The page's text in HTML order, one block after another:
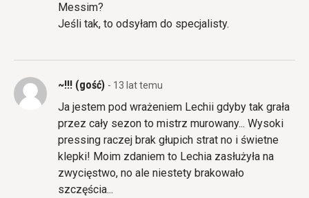
Messim?
Jeśli tak, to odsyłam do specjalisty.
~!!! (gość) - 13 lat temu
Ja jestem pod wrażeniem Lechii gdyby tak grała
przez cały sezon to mistrz murowany... Wysoki
pressing raczej brak głupich strat no i świetne
klepki! Moim zdaniem to Lechia zasłużyła na
zwycięstwo, no ale niestety brakowało
szczęścia...